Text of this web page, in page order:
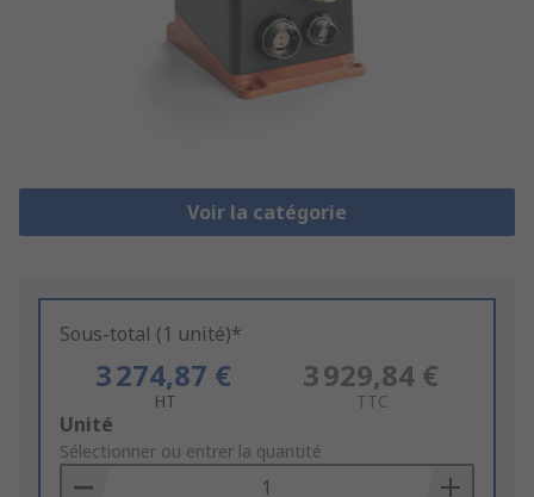
Voir la catégorie
Sous-total (1 unité)*
3 274,87 €
HT
3 929,84 €
TTC
Add
to
Basket
Unité
Sélectionner ou entrer la quantité